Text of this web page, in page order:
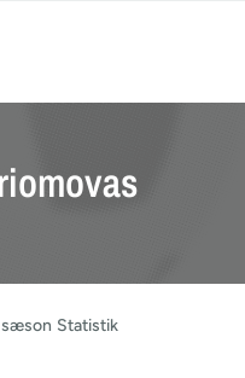
sæson Statistik